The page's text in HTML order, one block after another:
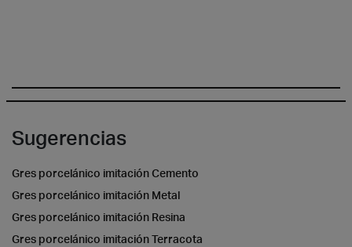
Sugerencias
Gres porcelánico imitación Cemento
Gres porcelánico imitación Metal
Gres porcelánico imitación Resina
Gres porcelánico imitación Terracota